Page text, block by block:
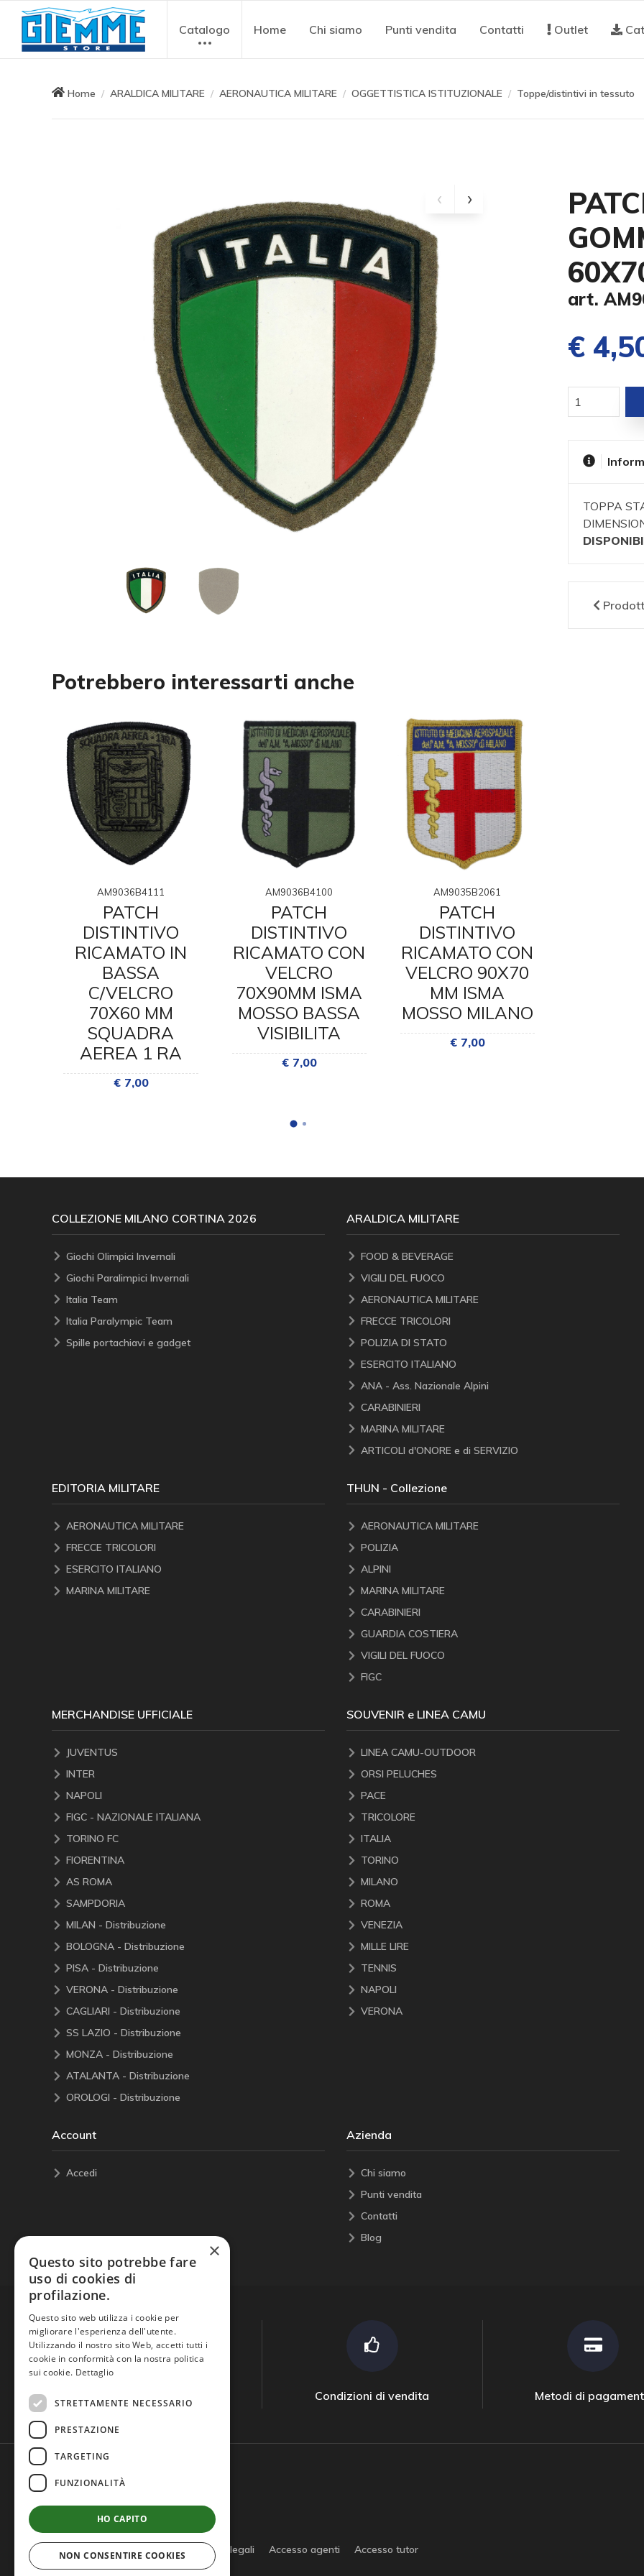
Catalogo Home Chi siamo Punti vendita Contatti Outlet
Home ARALDICA MILITARE AERONAUTICA MILITARE OGGETTISTICA ISTITUZIONALE Toppe/distintivi in tessuto
Potrebbero interessarti anche
AM9036B4111
PATCH
DISTINTIVO
RICAMATO IN
BASSA
C/VELCRO
70X60 MM
SQUADRA
AEREA 1 RA
€ 7,00
AM9036B4100
PATCH
DISTINTIVO
RICAMATO CON
VELCRO
70X90MM ISMA
MOSSO BASSA
VISIBILITA
€ 7,00
AM9035B2061
PATCH
DISTINTIVO
RICAMATO CON
VELCRO 90X70
MM ISMA
MOSSO MILANO
€ 7,00
art.
€
TOPPA
COLLEZIONE MILANO CORTINA 2026
Giochi Olimpici Invernali
Giochi Paralimpici Invernali
Italia Team
Italia Paralympic Team
Spille portachiavi e gadget
ARALDICA MILITARE
FOOD & BEVERAGE
VIGILI DEL FUOCO
AERONAUTICA MILITARE
FRECCE TRICOLORI
POLIZIA DI STATO
ESERCITO ITALIANO
ANA - Ass. Nazionale Alpini
CARABINIERI
MARINA MILITARE
ARTICOLI d'ONORE e di SERVIZIO
EDITORIA MILITARE
AERONAUTICA MILITARE
FRECCE TRICOLORI
ESERCITO ITALIANO
MARINA MILITARE
THUN - Collezione
AERONAUTICA MILITARE
POLIZIA
ALPINI
MARINA MILITARE
CARABINIERI
GUARDIA COSTIERA
VIGILI DEL FUOCO
FIGC
MERCHANDISE UFFICIALE
JUVENTUS
INTER
NAPOLI
FIGC - NAZIONALE ITALIANA
TORINO FC
FIORENTINA
AS ROMA
SAMPDORIA
MILAN - Distribuzione
BOLOGNA - Distribuzione
PISA - Distribuzione
VERONA - Distribuzione
CAGLIARI - Distribuzione
SS LAZIO - Distribuzione
MONZA - Distribuzione
ATALANTA - Distribuzione
OROLOGI - Distribuzione
SOUVENIR e LINEA CAMU
LINEA CAMU-OUTDOOR
ORSI PELUCHES
PACE
TRICOLORE
ITALIA
TORINO
MILANO
ROMA
VENEZIA
MILLE LIRE
TENNIS
NAPOLI
VERONA
Account
Accedi
Azienda
Chi siamo
Punti vendita
Contatti
Blog
Condizioni di vendita Metodi di
Privacy policy Cookie policy Note legali Accesso agenti Accesso tutor
×
Questo sito potrebbe fare
uso di cookies di
profilazione.
Questo sito web utilizza i cookie per
migliorare l'esperienza dell'utente.
Utilizzando il nostro sito Web, accetti tutti i
cookie in conformità con la nostra politica
sui cookie. Dettaglio
STRETTAMENTE NECESSARIO
PRESTAZIONE
TARGETING
FUNZIONALITÀ
HO CAPITO
NON CONSENTIRE COOKIES